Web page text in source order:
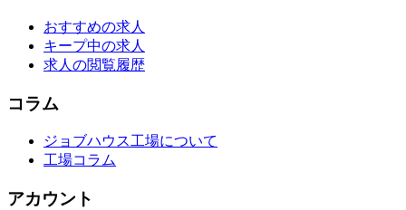
おすすめの求人
キープ中の求人
求人の閲覧履歴
コラム
ジョブハウス工場について
工場コラム
アカウント